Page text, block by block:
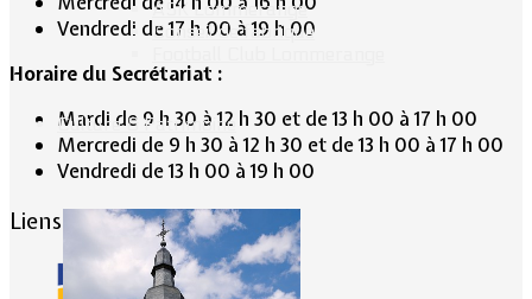
ASK Lommerange
Conseil de fabrique
Culture & Patrimoine
Vendredi de 17 h 00 à 19 h 00
Horaire du Secrétariat :
Mardi de 9 h 30 à 12 h 30 et de 13 h 00 à 17 h 00
Mercredi de 9 h 30 à 12 h 30 et de 13 h 00 à 17 h 00
Vendredi de 13 h 00 à 19 h 00
Liens conseillés